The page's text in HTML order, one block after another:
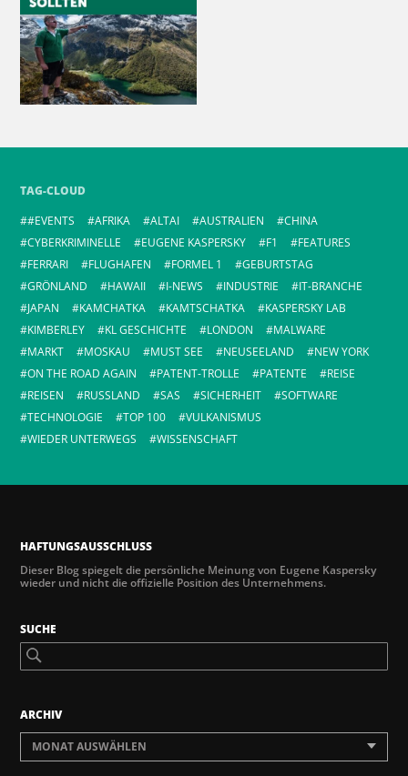
TAG-CLOUD
#EVENTS
AFRIKA ALTAI AUSTRALIEN
CHINA
CYBERKRIMINELLE
EUGENE KASPERSKY F1
FEATURES
FERRARI
FLUGHAFEN FORMEL 1
GEBURTSTAG
GRÖNLAND
HAWAII I-NEWS INDUSTRIE
IT-BRANCHE
JAPAN
KAMCHATKA KAMTSCHATKA
KASPERSKY LAB
KIMBERLEY
KL GESCHICHTE LONDON
MALWARE
MARKT
MOSKAU MUST SEE NEUSEELAND
NEW YORK
ON THE ROAD AGAIN
PATENT-TROLLE PATENTE
REISE
REISEN
RUSSLAND SAS SICHERHEIT
SOFTWARE
TECHNOLOGIE
TOP 100
VULKANISMUS
WIEDER UNTERWEGS
WISSENSCHAFT
HAFTUNGSAUSSCHLUSS
Dieser Blog spiegelt die persönliche Meinung von Eugene Kaspersky
wieder und nicht die offizielle Position des Unternehmens.
SUCHE
ARCHIV
MONAT AUSWÄHLEN